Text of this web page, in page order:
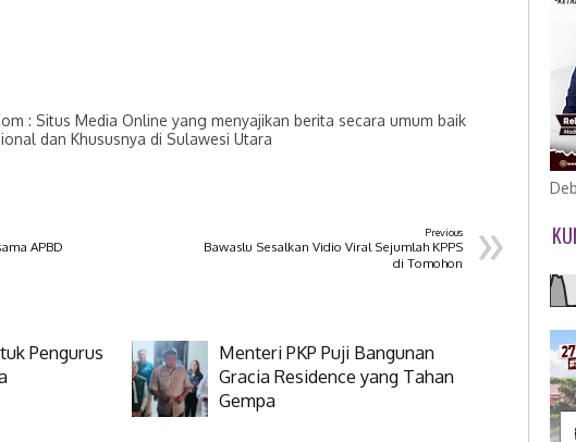
: Situs Media Online yang menyajikan berita secara umum baik
dan Khususnya di Sulawesi Utara
APBD
»
Previous
Bawaslu Sesalkan Vidio Viral Sejumlah KPPS
di Tomohon
Pengurus
Menteri PKP Puji Bangunan
Gracia Residence yang Tahan
Gempa